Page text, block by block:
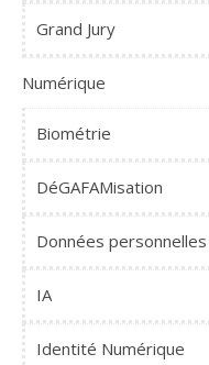
Grand Jury
Numérique
Biométrie
DéGAFAMisation
Données personnelles
IA
Identité Numérique